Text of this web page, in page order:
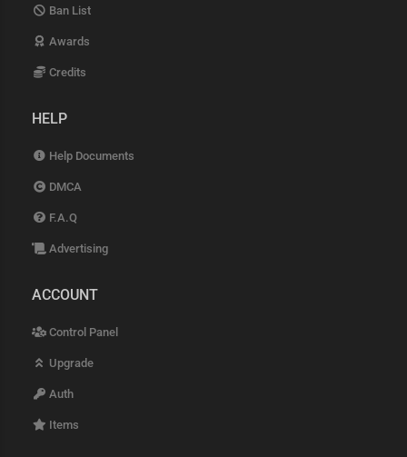
Ban List
Awards
Credits
HELP
Help Documents
DMCA
F.A.Q
Advertising
ACCOUNT
Control Panel
Upgrade
Auth
Items